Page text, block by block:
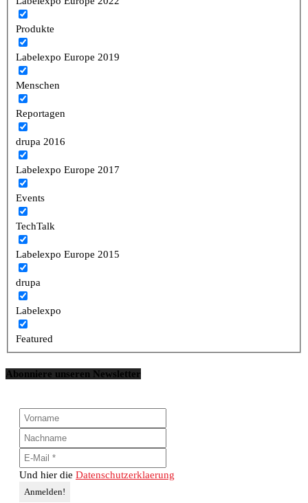
Produkte
Labelexpo Europe 2019
Menschen
Reportagen
drupa 2016
Labelexpo Europe 2017
Events
TechTalk
Labelexpo Europe 2015
drupa
Labelexpo
Featured
Abonniere unseren Newsletter
Und hier die Datenschutzerklaerung